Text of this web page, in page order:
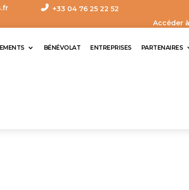
+33 04 76 25 22 52
Accéder
BÉNÉVOLAT ENTREPRISES PARTENAIRES